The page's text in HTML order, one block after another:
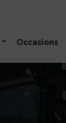
Occasions